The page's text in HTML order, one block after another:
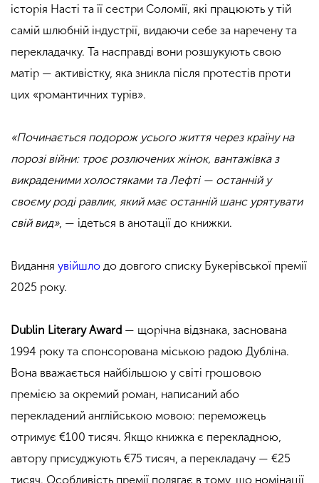
історія Насті та її сестри Соломії, які працюють у тій
самій шлюбній індустрії, видаючи себе за наречену та
перекладачку. Та насправді вони розшукують свою
матір — активістку, яка зникла після протестів проти
цих «романтичних турів».
«Починається подорож усього життя через країну на
порозі війни: троє розлючених жінок, вантажівка з
викраденими холостяками та Лефті — останній у
своєму роді равлик, який має останній шанс урятувати
свій вид», — ідеться в анотації до книжки.
Видання увійшло до довгого списку Букерівської премії
2025 року.
Dublin Literary Award — щорічна відзнака, заснована
1994 року та спонсорована міською радою Дубліна.
Вона вважається найбільшою у світі грошовою
премією за окремий роман, написаний або
перекладений англійською мовою: переможець
отримує €100 тисяч. Якщо книжка є перекладною,
автору присуджують €75 тисяч, а перекладачу — €25
тисяч. Особливість премії полягає в тому, що номінації